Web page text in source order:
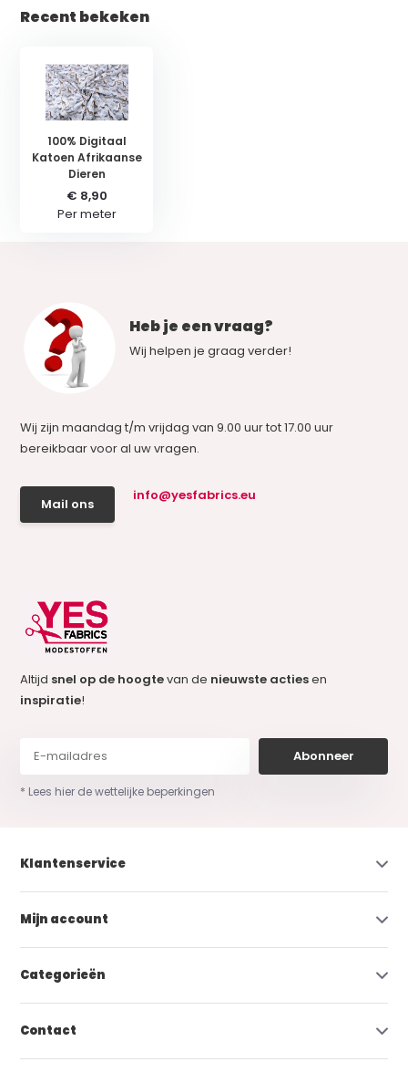
Recent bekeken
100% Digitaal
Katoen Afrikaanse
Dieren
€ 8,90
Per meter
Heb je een vraag?
Wij helpen je graag verder!
Wij zijn maandag t/m vrijdag van 9.00 uur tot 17.00 uur
bereikbaar voor al uw vragen.
Mail ons
info@yesfabrics.eu
Altijd snel op de hoogtevan de nieuwste actiesen
inspiratie!
Abonneer
* Lees hier de wettelijke beperkingen
Klantenservice
Mijn account
Categorieën
Contact